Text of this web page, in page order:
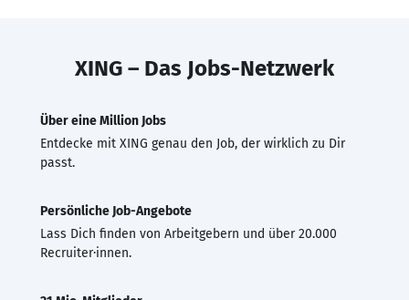
XING – Das Jobs-Netzwerk
Über eine Million Jobs
Entdecke mit XING genau den Job, der wirklich zu Dir
passt.
Persönliche Job-Angebote
Lass Dich finden von Arbeitgebern und über 20.000
Recruiter·innen.